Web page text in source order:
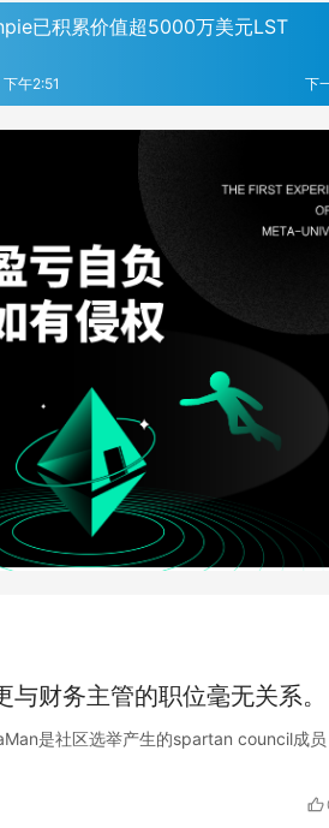
已积累价值超5000万美元LST
下
午2:51
财务主管的职位毫无关系。
是社区选举产生的spartan council成